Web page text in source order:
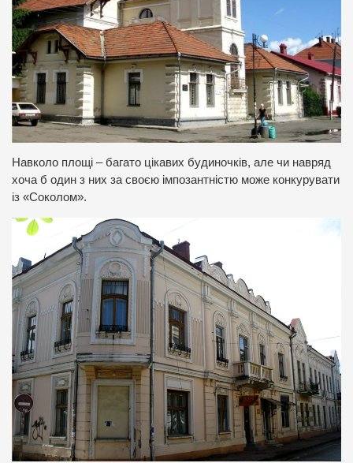
Навколо площі – багато цікавих будиночків, але чи навряд
хоча б один з них за своєю імпозантністю може конкурувати
із «Соколом».